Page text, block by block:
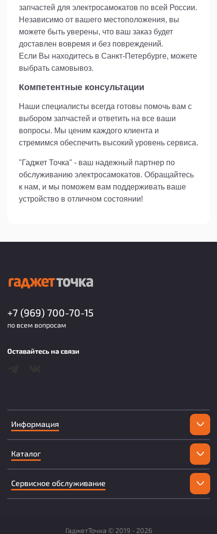
запчастей для электросамокатов по всей России.
Независимо от вашего местоположения, вы
можете быть уверены, что ваш заказ будет
доставлен вовремя и без повреждений.
Если Вы находитесь в Санкт-Петербурге, можете
выбрать самовывоз.
Компетентные консультации
Наши специалисты всегда готовы помочь вам с
выбором запчастей и ответить на все ваши
вопросы. Мы ценим каждого клиента и
стремимся обеспечить высокий уровень сервиса.
"Гаджет Точка" - ваш надежный партнер по
обслуживанию электросамокатов. Обращайтесь
к нам, и мы поможем вам поддерживать ваше
устройство в отличном состоянии!
Информация
Каталог
Сервисное обслуживание
+7 (969) 700-70-15
по всем вопросам
Оставайтесь на связи
ГаджетТочка © 2019 - 2026